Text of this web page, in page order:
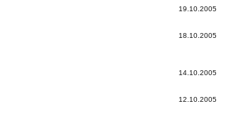
19.10.2005
18.10.2005
14.10.2005
12.10.2005